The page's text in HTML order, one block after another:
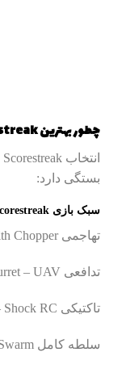
چطور بهترین Scorestreak را انتخاب کنیم؟
بستگی دارد:
سبک بازی Scorestreak پیشنهادی
تهاجمی Hunter Killer – Predator – Stealth Chopper
تدافعی Sentry Gun – SAM Turret – UAV
تاکتیکی UAV – Counter UAV – Shock RC
سلطه کامل Advanced UAV – VTOL – Swarm